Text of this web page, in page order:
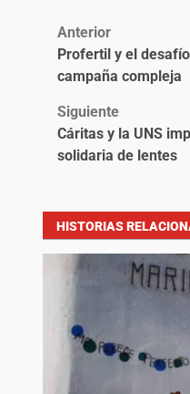
Anterior
Profertil y el
campaña compleja
Siguiente
Cáritas y la UNS
solidaria de lentes
HISTORIAS